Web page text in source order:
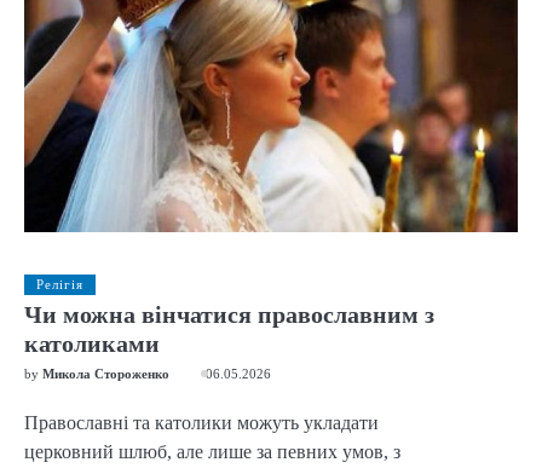
Релігія
Чи можна вінчатися православним з
католиками
by Микола Стороженко 06.05.2026
Православні та католики можуть укладати
церковний шлюб, але лише за певних умов, з